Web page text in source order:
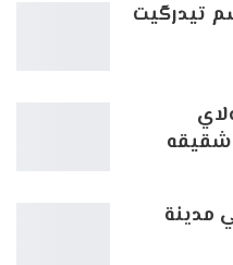
تيدرگيت
شقيقه
مدينة